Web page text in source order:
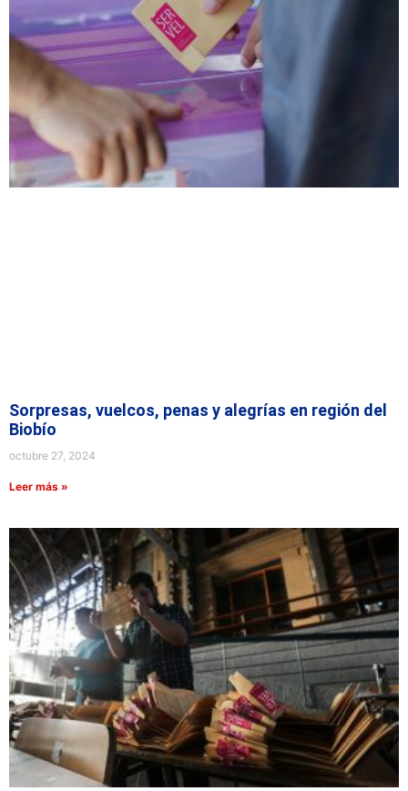
Sorpresas, vuelcos, penas y alegrías en región del
Biobío
octubre 27, 2024
Leer más »